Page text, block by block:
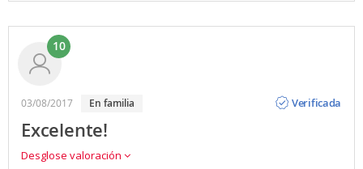
10
03/08/2017 en familia
Verificada
Excelente!
Desglose valoración